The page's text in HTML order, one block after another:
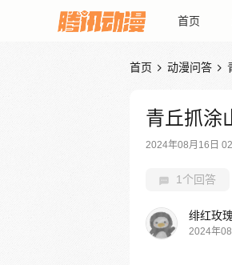
首页
首页  动漫问答 
青丘抓涂
2024年08月16日
1个回答
绯红玫瑰
2024年